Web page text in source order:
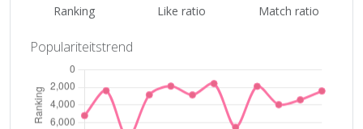
Ranking Like ratio Match ratio
Populariteitstrend